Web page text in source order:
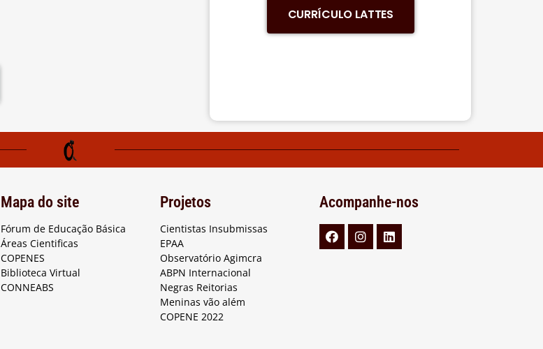
CURRÍCULO LATTES
Mapa do site
Fórum de Educação Básica
Áreas Cientificas
COPENES
Biblioteca Virtual
CONNEABS
Projetos
Cientistas Insubmissas
EPAA
Observatório Agimcra
ABPN Internacional
Negras Reitorias
Meninas vão além
COPENE 2022
Acompanhe-nos